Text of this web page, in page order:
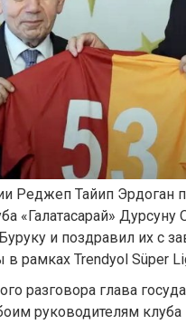
Реджеп Тайип Эрдоган
«Галатасарай»
и поздравил их с
в рамках Trendyol Süper
разговора глава
руководителям